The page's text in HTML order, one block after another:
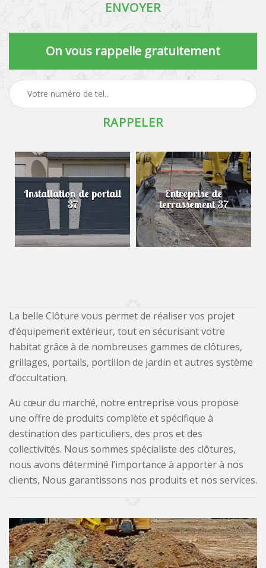
On vous rappelle gratuitement
Installation de portail
37
Entreprise de
terrassement 37
La belle Clôture vous permet de réaliser vos projet
d’équipement extérieur, tout en sécurisant votre
habitat grâce à de nombreuses gammes de clôtures,
grillages, portails, portillon de jardin et autres système
d’occultation.
Au cœur du marché, notre entreprise vous propose
une offre de produits complète et spécifique à
destination des particuliers, des pros et des
collectivités. Nous sommes spécialiste des clôtures,
nous avons déterminé l’importance à apporter à nos
clients, Nous garantissons nos produits et nos services.